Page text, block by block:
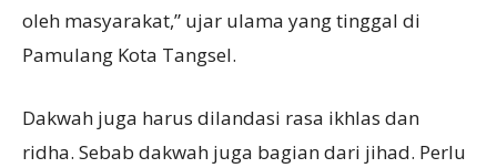
oleh masyarakat,” ujar ulama yang tinggal di
Pamulang Kota Tangsel.
Dakwah juga harus dilandasi rasa ikhlas dan
ridha. Sebab dakwah juga bagian dari jihad. Perlu